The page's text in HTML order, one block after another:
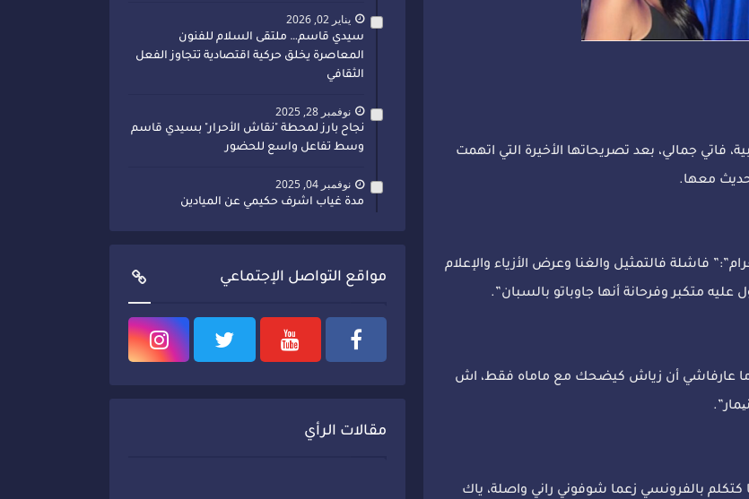
فاتي جمالي، بعد تصريحاتها الأخيرة التي اتهمت
معها.
فاشلة فالتمثيل والغنا وعرض الأزياء والإعلام
متكبر وفرحانة أنها جاوباتو بالسبان”.
ما عارفاشي أن زياش كيضحك مع ماماه فقط، اش
كتكلم بالفرونسي زعما شوفوني راني واصلة، ياك
يناير 02, 2026
سيدي قاسم… ملتقى السلام للفنون
المعاصرة يخلق حركية اقتصادية تتجاوز الفعل
الثقافي
نوفمبر 28, 2025
نجاح بارز لمحطة "نقاش الأحرار" بسيدي قاسم
وسط تفاعل واسع للحضور
نوفمبر 04, 2025
مدة غياب اشرف حكيمي عن الميادين
مواقع التواصل الإجتماعي
مقالات الرأي